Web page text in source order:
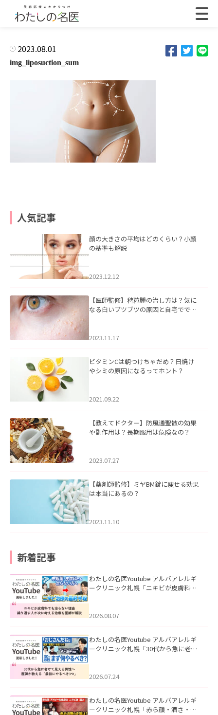
2023.08.01
img_liposuction_sum
人気記事
顔の大きさの平均はどのくらい？小顔
の基準も解説
2023.12.12
【医師監修】稗粒腫の治し方は？気に
なる白いブツブツの原因と自宅ででき
2023.11.17
ビタミンCは朝つけちゃだめ？日焼け
やシミの原因になるってホント？
2021.09.22
【教えてドクター】防風通聖散の効果
や副作用は？長期服用は危険なの？
2023.07.27
【薬剤師監修】ミヤBM錠に痩せる効果
は本当にあるの？
2023.11.10
新着記事
わたしの名医Youtube アルバアレルギ
ークリニック札幌「ニキビが皮膚科で
ました。
2026.08.07
わたしの名医Youtube アルバアレルギ
ークリニック札幌「30代から急に老け
た。
2026.07.24
わたしの名医Youtube アルバアレルギ
ークリニック札幌「赤ら顔・酒さ・ニ